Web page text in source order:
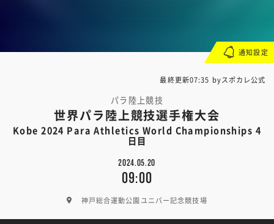
最終更新07:35 byスポカレ公式
パラ陸上競技
世界パラ陸上競技選手権大会
Kobe 2024 Para Athletics World Championships 4
日目
2024.05.20
09:00
神戸総合運動公園ユニバー記念競技場
通知設定